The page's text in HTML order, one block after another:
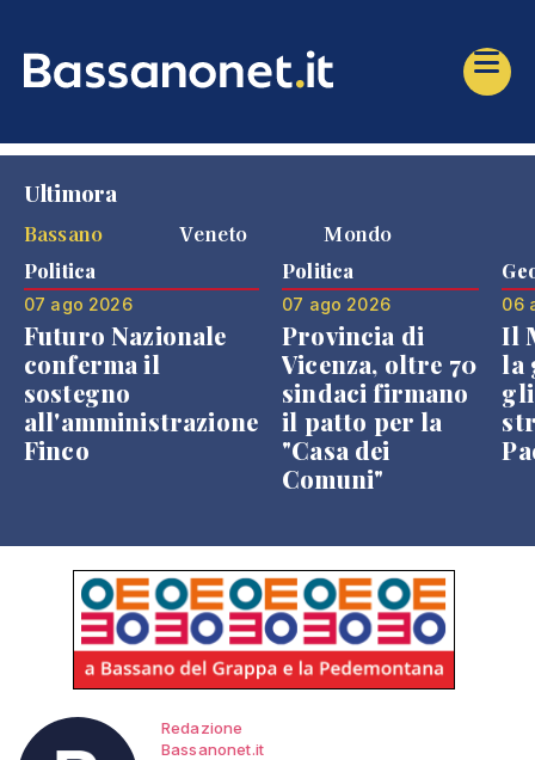
Ultimora
Bassano
Veneto Mondo
Politica
07 ago 2026
Futuro Nazionale
conferma il
sostegno
all'amministrazione
Finco
Politica
07 ago 2026
Provincia di
Vicenza, oltre 70
sindaci firmano
il patto per la
"Casa dei
Comuni"
06
Il
la
Redazione
Bassanonet.it